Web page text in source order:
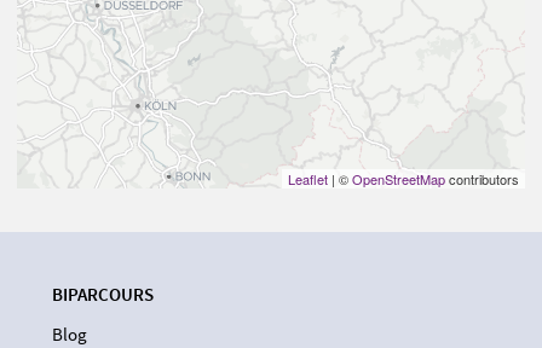
Leaflet | ©OpenStreetMapcontributors
BIPARCOURS
Blog